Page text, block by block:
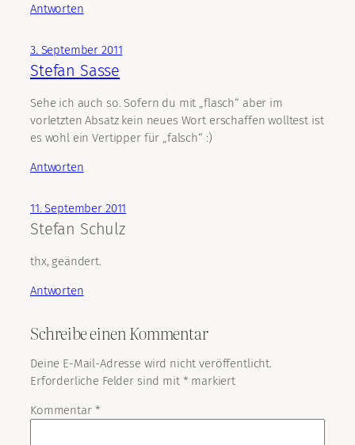
Antworten
3. September 2011
Stefan Sasse
Sehe ich auch so. Sofern du mit „flasch“ aber im
vorletzten Absatz kein neues Wort erschaffen wolltest ist
es wohl ein Vertipper für „falsch“ :)
Antworten
11. September 2011
Stefan Schulz
thx, geändert.
Antworten
Schreibe einen Kommentar
Deine E-Mail-Adresse wird nicht veröffentlicht.
Erforderliche Felder sind mit * markiert
Kommentar *